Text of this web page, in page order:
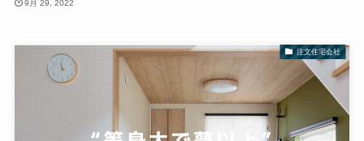
9月 29, 2022
注文住宅会社